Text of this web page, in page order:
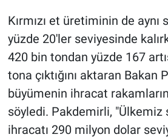
Kırmızı et üretiminin de aynı
yüzde 20'ler seviyesinde
420 bin tondan yüzde 167
tona çıktığını aktaran Bakan
büyümenin ihracat
söyledi. Pakdemirli,
ihracatı 290 milyon dolar